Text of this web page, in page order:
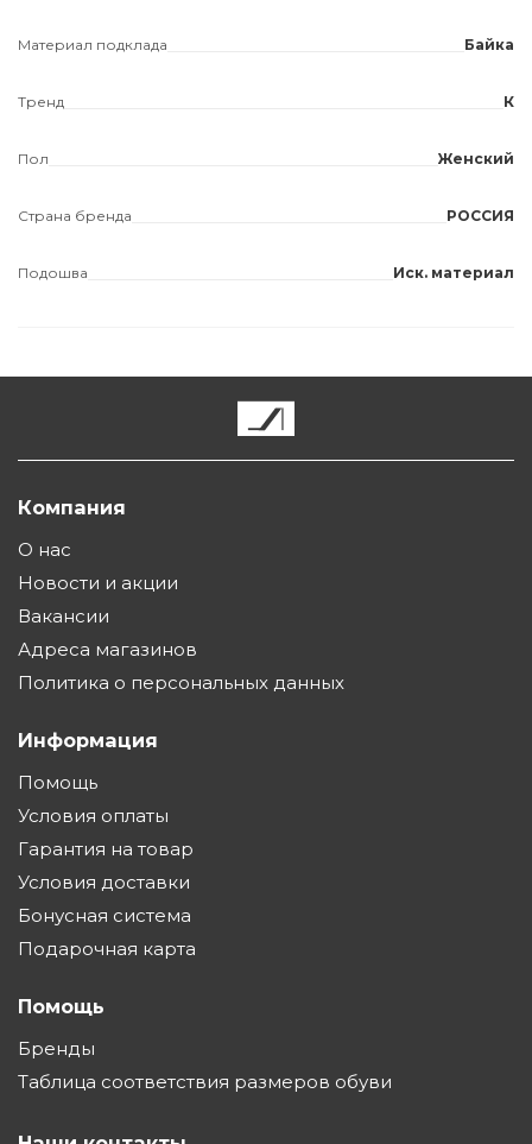
Материал подклада Байка
Тренд К
Пол Женский
Страна бренда РОССИЯ
Подошва Иск. материал
Компания
О нас
Новости и акции
Вакансии
Адреса магазинов
Политика о персональных данных
Информация
Помощь
Условия оплаты
Гарантия на товар
Условия доставки
Бонусная система
Подарочная карта
Помощь
Бренды
Таблица соответствия размеров обуви